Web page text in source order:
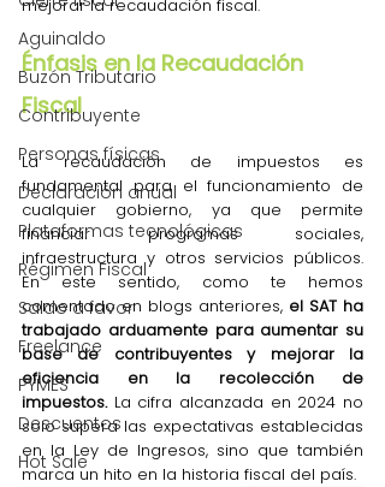
Aguinaldo
Buzón Tributario
Contribuyente
Personas físicas
Declaración anual
Plataformas tecnológicas
Régimen Fiscal
Saldo a favor
Freelance
PYMES
Descuentos
Hot Sale
mejorar la recaudación fiscal.
Énfasis en la Recaudación
Fiscal
La recaudación de impuestos es
fundamental para el funcionamiento de
cualquier gobierno, ya que permite
financiar programas sociales,
infraestructura y otros servicios públicos.
En este sentido, como te hemos
comentado en blogs anteriores, el SAT ha
trabajado arduamente para aumentar su
base de contribuyentes y mejorar la
eficiencia en la recolección de
impuestos. La cifra alcanzada en 2024 no
solo supera las expectativas establecidas
en la Ley de Ingresos, sino que también
marca un hito en la historia fiscal del país.